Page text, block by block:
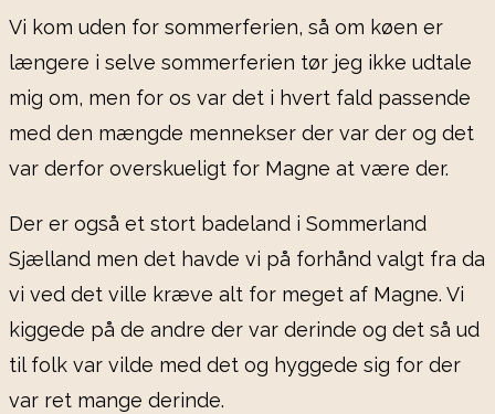
Vi kom uden for sommerferien, så om køen er
længere i selve sommerferien tør jeg ikke udtale
mig om, men for os var det i hvert fald passende
med den mængde mennekser der var der og det
var derfor overskueligt for Magne at være der.
Der er også et stort badeland i Sommerland
Sjælland men det havde vi på forhånd valgt fra da
vi ved det ville kræve alt for meget af Magne. Vi
kiggede på de andre der var derinde og det så ud
til folk var vilde med det og hyggede sig for der
var ret mange derinde.